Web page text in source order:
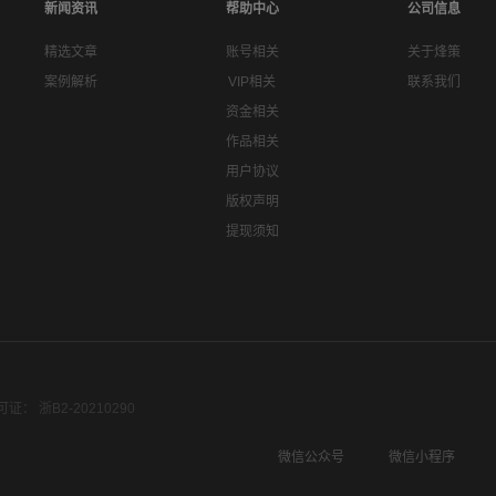
新闻资讯
精选文章
案例解析
帮助中心
账号相关
VIP相关
资金相关
作品相关
用户协议
版权声明
提现须知
公司信息
关于烽策
联系我们
证： 浙B2-20210290
微信公众号
微信小程序